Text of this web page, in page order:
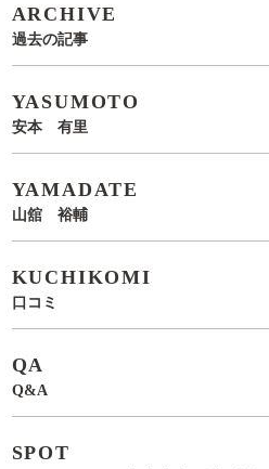
ARCHIVE
過去の記事
YASUMOTO
安本 有里
YAMADATE
山舘 裕輔
KUCHIKOMI
口コミ
QA
Q&A
SPOT